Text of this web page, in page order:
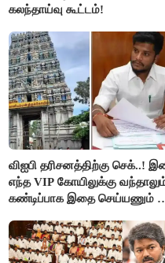
கலந்தாய்வு கூட்டம்!
விஐபி தரிசனத்திற்கு செக்..!
எந்த VIP கோயிலுக்கு
கண்டிப்பாக இதை செய்யணும் -